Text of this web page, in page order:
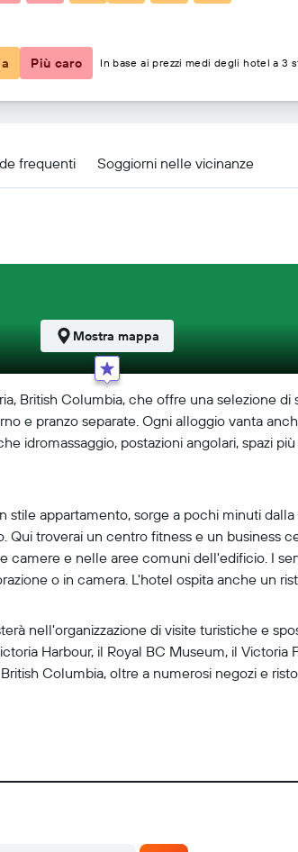
frequenti Soggiorni nelle vicinanze
British Columbia, che offre una selezione
e pranzo separate. Ogni alloggio vanta
idromassaggio, postazioni angolari, spazi
stile appartamento, sorge a pochi minuti
Qui troverai un centro fitness e un business
e nelle aree comuni dell'edificio. I
o in camera. L'hotel ospita anche un
nell'organizzazione di visite turistiche e
Harbour, il Royal BC Museum, il Victoria
Columbia, oltre a numerosi negozi e
Mostra mappa
Più caro In base ai prezzi medi degli hotel a 3